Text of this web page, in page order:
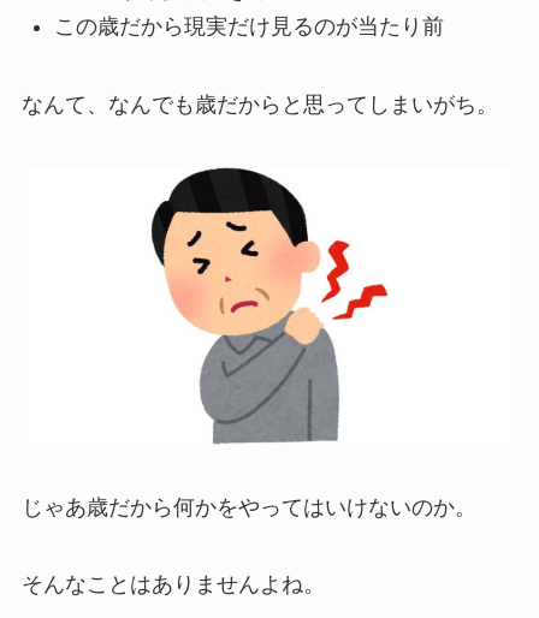
この歳だから現実だけ見るのが当たり前
なんて、なんでも歳だからと思ってしまいがち。
じゃあ歳だから何かをやってはいけないのか。
そんなことはありませんよね。